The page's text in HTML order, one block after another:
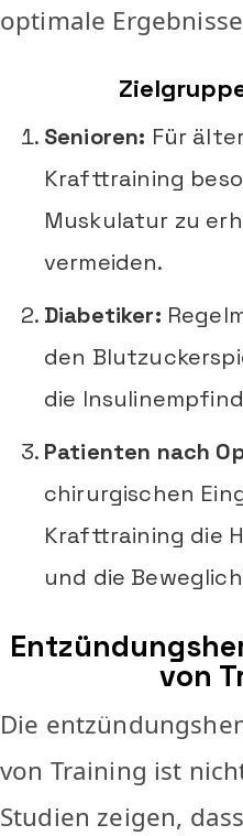
optimale
Senioren: Für
Krafttraining
Muskulatur zu
vermeiden.
Diabetiker:
den
die
Patienten nach
chirurgischen
Krafttraining die
und die
von
Die
von Training ist
Studien zeigen,